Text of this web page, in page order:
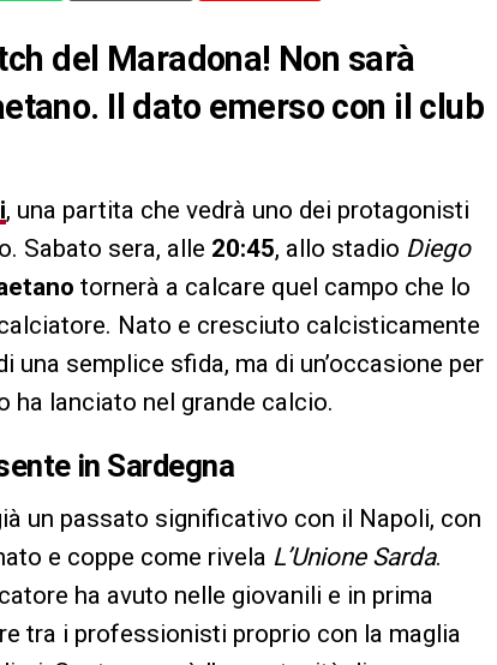
del Maradona! Non sarà
Il dato emerso con il club
, una partita che vedrà uno dei protagonisti
Sabato sera, alle 20:45, allo stadio Diego
tornerà a calcare quel campo che lo
Nato e cresciuto calcisticamente
semplice sfida, ma di un’occasione per
ha lanciato nel grande calcio.
in Sardegna
un passato significativo con il Napoli, con
e coppe come rivela L’Unione Sarda.
ha avuto nelle giovanili e in prima
tra i professionisti proprio con la maglia